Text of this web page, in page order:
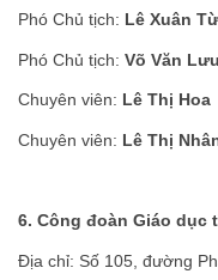
Phó Chủ tịch: Lê Xuân Từ
Phó Chủ tịch: Võ Văn Lưu
Chuyên viên: Lê Thị Hoa
Chuyên viên: Lê Thị
6. Công đoàn Giáo dục
Địa chỉ: Số 105, đường